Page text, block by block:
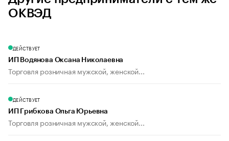
ОКВЭД
ДЕЙСТВУЕТ
ИП Водянова Оксана Николаевна
Торговля розничная мужской, женской...
ДЕЙСТВУЕТ
ИП Грибкова Ольга Юрьевна
Торговля розничная мужской, женской...